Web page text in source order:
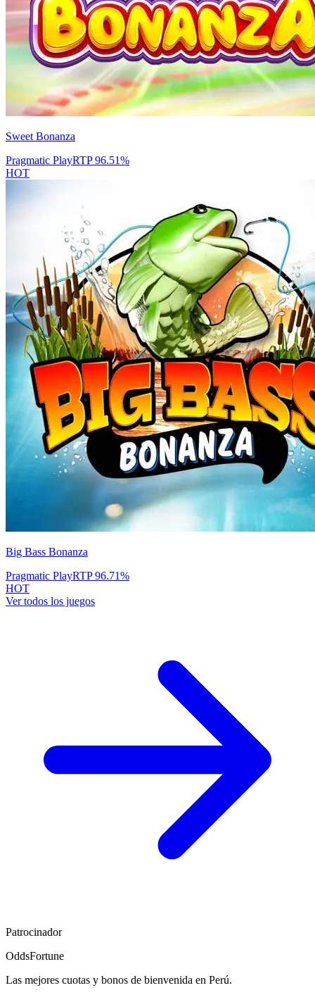
Sweet Bonanza
Pragmatic PlayRTP96.51%
HOT
Big Bass Bonanza
Pragmatic PlayRTP96.71%
HOT
Ver todos los juegos
Patrocinador
OddsFortune
Las mejores cuotas y bonos de bienvenida en Perú.